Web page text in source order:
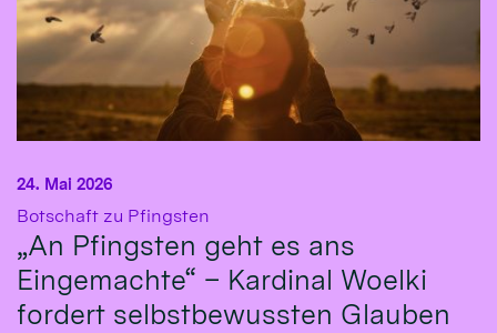
Botschaft zu Pfingsten
„An Pfingsten geht es ans
Eingemachte“ – Kardinal Woelki
fordert selbstbewussten Glauben
24. Mai 2026